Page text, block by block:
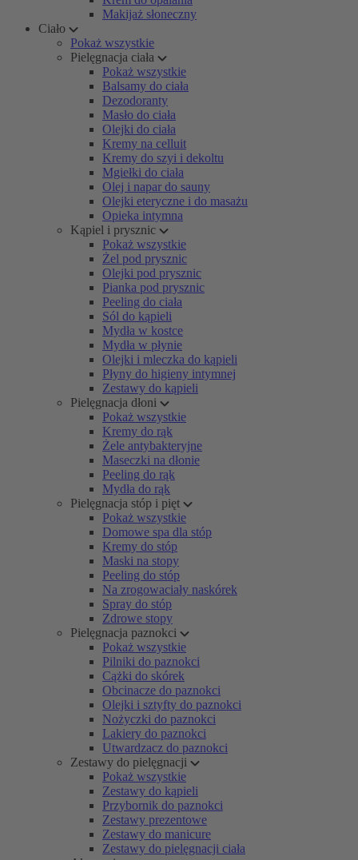
Makijaż słoneczny
Ciało
Pokaż wszystkie
Pielęgnacja ciała
Pokaż wszystkie
Balsamy do ciała
Dezodoranty
Masło do ciała
Olejki do ciała
Kremy na celluit
Kremy do szyi i dekoltu
Mgiełki do ciała
Olej i napar do sauny
Olejki eteryczne i do masażu
Opieka intymna
Kąpiel i prysznic
Pokaż wszystkie
Żel pod prysznic
Olejki pod prysznic
Pianka pod prysznic
Peeling do ciała
Sól do kąpieli
Mydła w kostce
Mydła w płynie
Olejki i mleczka do kąpieli
Płyny do higieny intymnej
Zestawy do kąpieli
Pielęgnacja dłoni
Pokaż wszystkie
Kremy do rąk
Żele antybakteryjne
Maseczki na dłonie
Peeling do rąk
Mydła do rąk
Pielęgnacja stóp i pięt
Pokaż wszystkie
Domowe spa dla stóp
Kremy do stóp
Maski na stopy
Peeling do stóp
Na zrogowaciały naskórek
Spray do stóp
Zdrowe stopy
Pielęgnacja paznokci
Pokaż wszystkie
Pilniki do paznokci
Cążki do skórek
Obcinacze do paznokci
Olejki i sztyfty do paznokci
Nożyczki do paznokci
Lakiery do paznokci
Utwardzacz do paznokci
Zestawy do pielęgnacji
Pokaż wszystkie
Zestawy do kąpieli
Przybornik do paznokci
Zestawy prezentowe
Zestawy do manicure
Zestawy do pielęgnacji ciała